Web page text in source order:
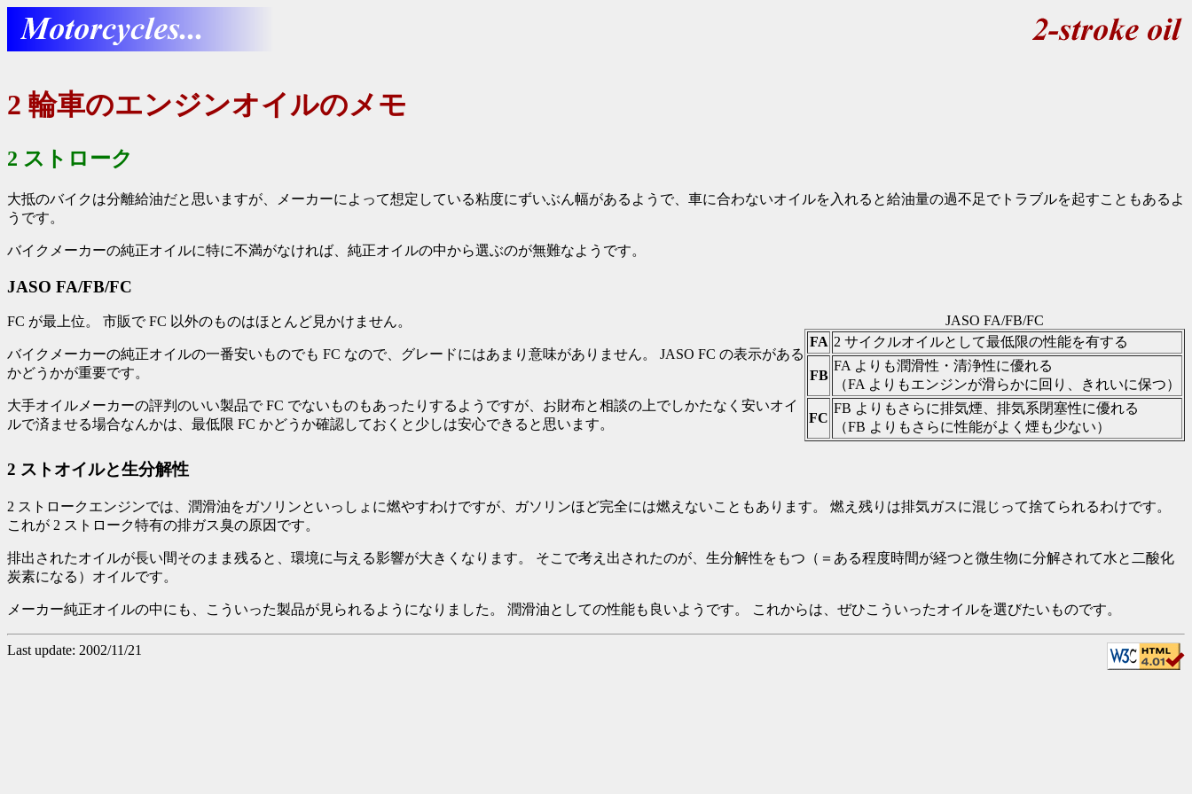
2 輪車のエンジンオイルのメモ
2 ストローク
大抵のバイクは分離給油だと思いますが、メーカーによって想定している粘度にずいぶん幅があるようで、車に合わないオイルを入れると給油量の過不足でトラブルを起すこともあるよ
うです。
バイクメーカーの純正オイルに特に不満がなければ、純正オイルの中から選ぶのが無難なようです。
JASO FA/FB/FC
JASO FA/FB/FC
FA 2 サイクルオイルとして最低限の性能を有する
FB
FA よりも潤滑性・清浄性に優れる
（FA よりもエンジンが滑らかに回り、きれいに保つ）
FC
FB よりもさらに排気煙、排気系閉塞性に優れる
（FB よりもさらに性能がよく煙も少ない）
FC が最上位。 市販で FC 以外のものはほとんど見かけません。
バイクメーカーの純正オイルの一番安いものでも FC なので、グレードにはあまり意味がありません。 JASO FC の表示がある
かどうかが重要です。
大手オイルメーカーの評判のいい製品で FC でないものもあったりするようですが、お財布と相談の上でしかたなく安いオイ
ルで済ませる場合なんかは、最低限 FC かどうか確認しておくと少しは安心できると思います。
2 ストオイルと生分解性
2 ストロークエンジンでは、潤滑油をガソリンといっしょに燃やすわけですが、ガソリンほど完全には燃えないこともあります。 燃え残りは排気ガスに混じって捨てられるわけです。
これが 2 ストローク特有の排ガス臭の原因です。
排出されたオイルが長い間そのまま残ると、環境に与える影響が大きくなります。 そこで考え出されたのが、生分解性をもつ（＝ある程度時間が経つと微生物に分解されて水と二酸化
炭素になる）オイルです。
メーカー純正オイルの中にも、こういった製品が見られるようになりました。 潤滑油としての性能も良いようです。 これからは、ぜひこういったオイルを選びたいものです。
Last update: 2002/11/21